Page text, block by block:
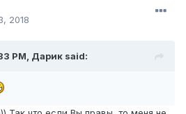
2018
PM, Дарик said: